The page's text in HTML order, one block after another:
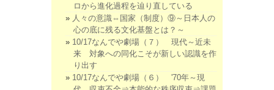
ロから進化過程を辿り直している
人々の意識⇔国家（制度）⑨～日本人の
心の底に残る文化基盤とは？～
10/17なんでや劇場（７） 現代～近未
来 対象への同化こそが新しい認識を作
り出す
10/17なんでや劇場（６） '70年～現